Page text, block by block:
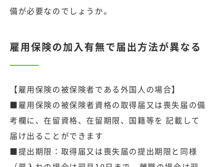
備が必要なのでしょうか。
雇用保険の加入有無で届出方法が異なる
【雇用保険の被保険者である外国人の場合】
■雇用保険の被保険者資格の取得届又は喪失届の備
考欄に、在留資格、在留期限、国籍等を 記載して
届け出ることができます
■提出期限：取得届又は喪失届の提出期限と同様